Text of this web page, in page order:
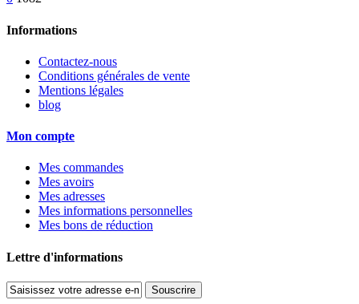
Informations
Contactez-nous
Conditions générales de vente
Mentions légales
blog
Mon compte
Mes commandes
Mes avoirs
Mes adresses
Mes informations personnelles
Mes bons de réduction
Lettre d'informations
Souscrire